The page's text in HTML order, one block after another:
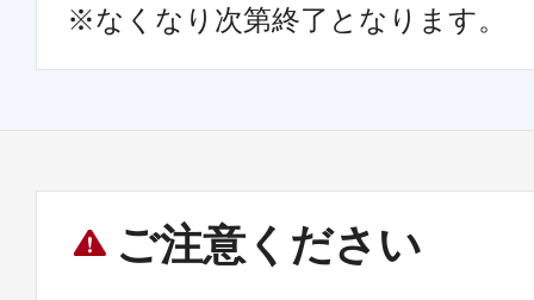
※なくなり次第終了となります。
ご注意ください